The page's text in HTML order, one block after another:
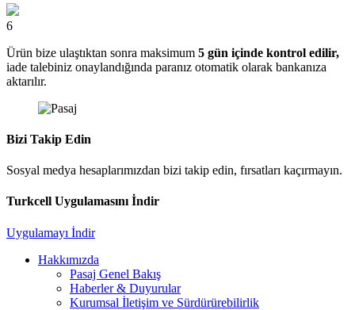
6
Ürün bize ulaştıktan sonra maksimum 5 gün içinde kontrol edilir,
iade talebiniz onaylandığında paranız otomatik olarak bankanıza
aktarılır.
Bizi Takip Edin
Sosyal medya hesaplarımızdan bizi takip edin, fırsatları kaçırmayın.
Turkcell Uygulamasını İndir
Uygulamayı İndir
Hakkımızda
Pasaj Genel Bakış
Haberler & Duyurular
Kurumsal İletişim ve Sürdürürebilirlik